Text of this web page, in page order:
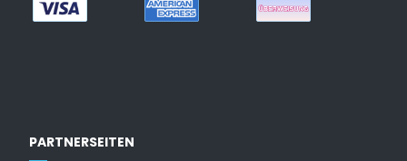
PARTNERSEITEN